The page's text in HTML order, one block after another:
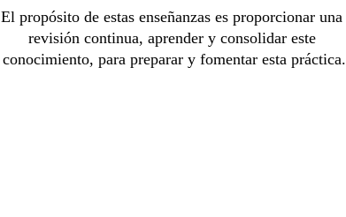
El propósito de estas enseñanzas es proporcionar una
revisión continua, aprender y consolidar este
conocimiento, para preparar y fomentar esta práctica.